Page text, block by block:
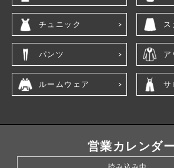
チュニック ス
パンツ ア
ルームウェア サ
営業カレンダー